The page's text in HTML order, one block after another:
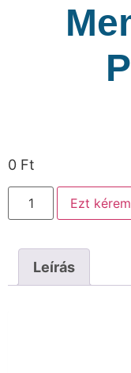
0 Ft
Ezt kérem
Leírás